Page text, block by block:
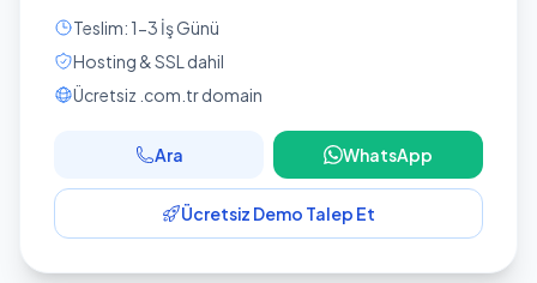
Teslim: 1-3 İş Günü
Hosting & SSL dahil
Ücretsiz .com.tr domain
Ara WhatsApp
Ücretsiz Demo Talep Et